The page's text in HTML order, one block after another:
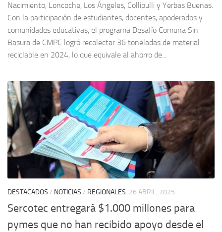
Nacimiento, Loncoche, Los Ángeles, Collipulli y Yerbas Buenas.
Con la participación de estudiantes, docentes, apoderados y
comunidades educativas, el programa Desafío Comuna Sin
Basura de CMPC logró recolectar 36 toneladas de material
reciclable en 2024, lo que equivale al ahorro de...
DESTACADOS / NOTICIAS / REGIONALES 26 ABRIL, 2025
Sercotec entregará $1.000 millones para
pymes que no han recibido apoyo desde el